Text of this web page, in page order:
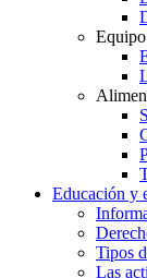
Equipo
Educación y
Tipos
Las